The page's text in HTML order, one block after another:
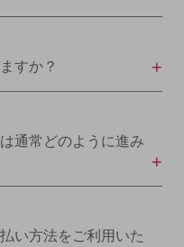
すか？
通常どのように進み
い方法をご利用いた